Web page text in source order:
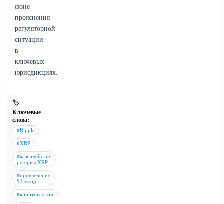
фоне
прояснения
регуляторной
ситуации
в
ключевых
юрисдикциях.
🏷️
Ключевые
слова:
#Ripple
#XRP
#казначейские
резервы XRP
#привлечение
$1 млрд
#криптовалюта